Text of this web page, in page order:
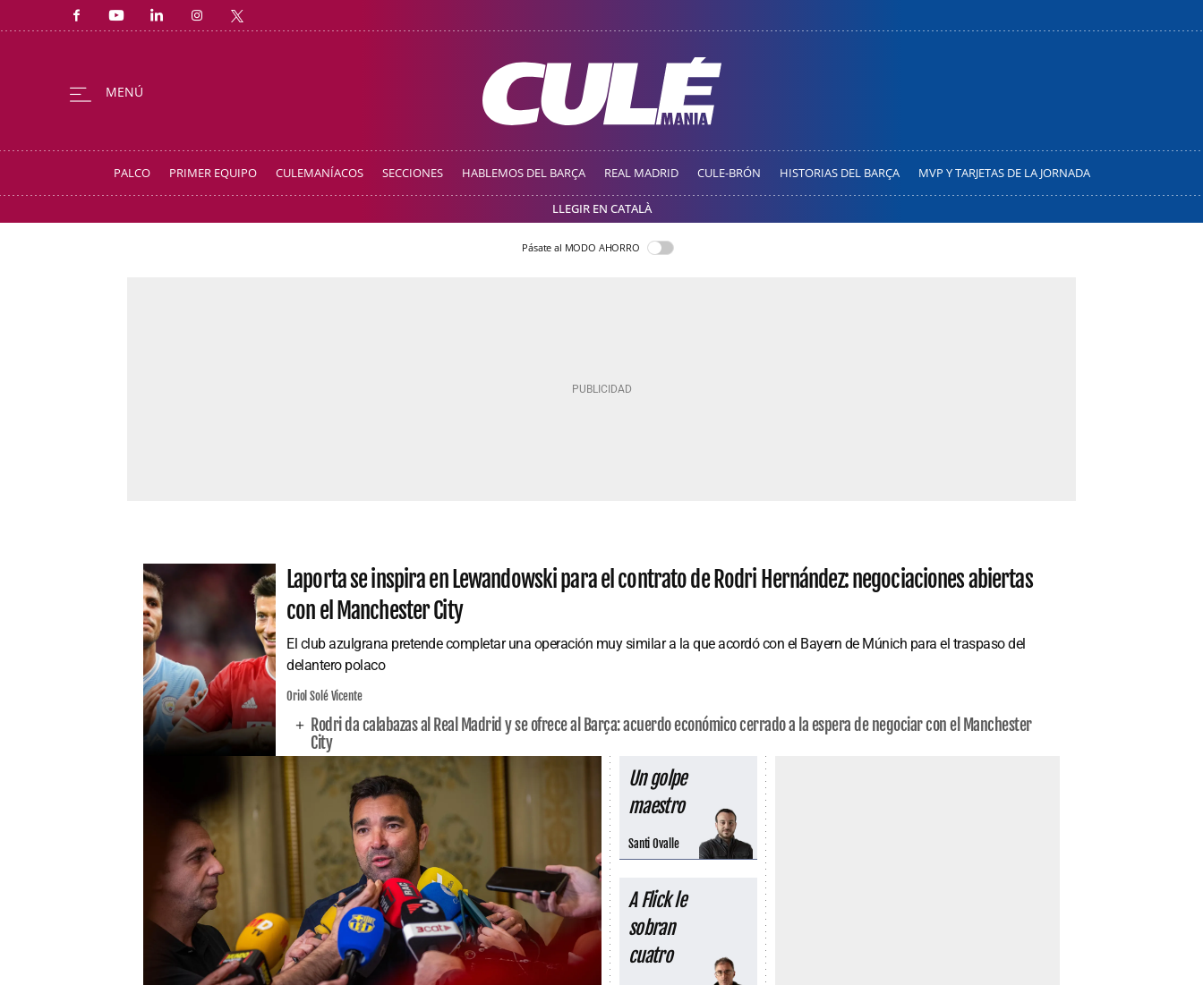
PALCO PRIMER EQUIPO CULEMANÍACOS SECCIONES HABLEMOS DEL BARÇA REAL MADRID CULE-BRÓN HISTORIAS DEL BARÇA MVP Y TARJETAS DE LA JORNADA
LLEGIR EN CATALÀ
Pásate al MODO AHORRO
Laporta se inspira en Lewandowski para el contrato de Rodri Hernández: negociaciones abiertas
con el Manchester City
El club azulgrana pretende completar una operación muy similar a la que acordó con el Bayern de Múnich para el traspaso del
delantero polaco
Oriol Solé Vicente
Rodri da calabazas al Real Madrid y se ofrece al Barça: acuerdo económico cerrado a la espera de negociar con el Manchester
City
Un golpe
maestro
Santi Ovalle
A Flick le
sobran
cuatro